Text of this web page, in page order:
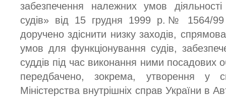
забезпечення належних умов
судів» від 15 грудня 1999 р.№ 1564/99
доручено здіснити низку заходів,
умов для функціонування судів,
суддів під час виконання ними посадових
передбачено, зокрема, утворення у
Міністерства внутрішніх справ України в